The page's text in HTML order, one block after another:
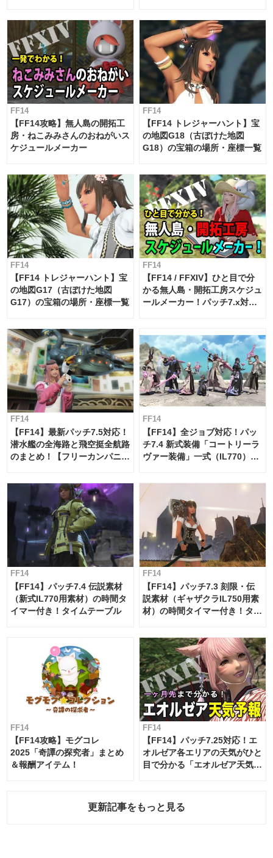
FF14
【FF14攻略】無人島の開拓工
房・ねこみみさんのおねがいス
ケジュールメーカー
FF14
【FF14 トレジャーハント】宝
の地図G18（古ぼけた地図
G18）の宝箱の場所・座標一覧
FF14
【FF14 トレジャーハント】宝
の地図G17（古ぼけた地図
G17）の宝箱の場所・座標一覧
FF14
【FF14 / FFXIV】ひと目で分
かる無人島・開拓工房スケジュ
ールメーカー！パッチ7.x対応
FF14
【FF14】最新パッチ7.5対応！
潜水艦の全海路と飛空挺全航路
のまとめ！【フリーカンパニ
FF14
【FF14】全ジョブ対応！パッ
チ7.4 新式装備「コートリーラ
ヴァー装備」一式（IL770）の
FF14
【FF14】パッチ7.4 伝説素材
（新式IL770用素材）の時間タ
イマー付き！タイムテーブル
FF14
【FF14】パッチ7.3 刻限・伝
説素材（ギャザクラIL750用素
材）の時間タイマー付き！タイ
FF14
【FF14攻略】モグコレ
2025「奇譚の探究者」まとめ
＆報酬アイテム！
FF14
【FF14】パッチ7.25対応！エ
オルゼア各エリアの天気がひと
目で分かる「エオルゼア天気予
更新記事をもっと見る